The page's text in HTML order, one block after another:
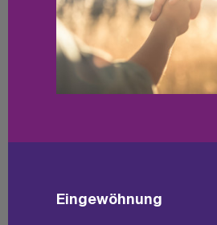
Ein­ge­wöh­nung